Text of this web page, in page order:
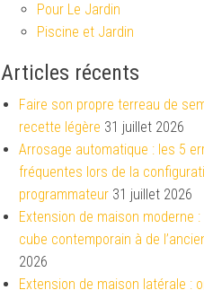
Pour Le Jardin
Piscine et Jardin
Articles récents
Faire son propre terreau de
recette légère 31 juillet 2026
Arrosage automatique : les 5
fréquentes lors de la
programmateur 31 juillet 2026
Extension de maison moderne
cube contemporain à de
2026
Extension de maison latérale :